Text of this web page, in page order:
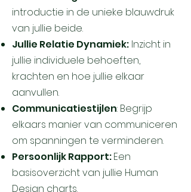
introductie in de unieke blauwdruk
van jullie beide.
Jullie Relatie Dynamiek: Inzicht in
jullie individuele behoeften,
krachten en hoe jullie elkaar
aanvullen.
Communicatiestijlen: Begrijp
elkaars manier van communiceren
om spanningen te verminderen.
Persoonlijk Rapport:Een
basisoverzicht van jullie Human
Design charts.